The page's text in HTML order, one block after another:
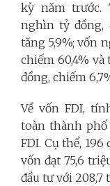
kỳ năm trước.
nghìn tỷ đồng,
tăng 5,9%; vốn
chiếm 60,4% và
đồng, chiếm
Về vốn FDI,
toàn thành phố
FDI. Cụ thể,
vốn đạt 75,6
đầu tư với 208,7